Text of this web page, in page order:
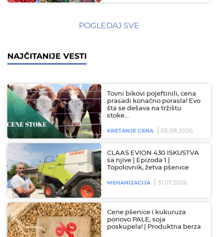
POGLEDAJ SVE
NAJČITANIJE VESTI
Tovni bikovi pojeftinili, cena
prasadi konačno porasla! Evo
šta se dešava na tržištu
stoke…
KRETANJE CENA 05.08.2026
CLAAS EVION 430 ISKUSTVA
sa njive | Epizoda 1 |
Topolovnik, žetva pšenice
MEHANIZACIJA 31.07.2026
Cene pšenice i kukuruza
ponovo PALE, soja
poskupela! | Produktna berza